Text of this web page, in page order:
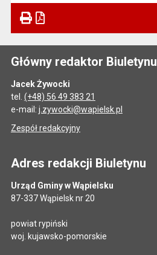
Główny redaktor Biuletynu
Jacek Żywocki
tel. (+48) 56 49 383 21
e-mail: j.zywocki@wapielsk.pl
Zespół redakcyjny
Adres redakcji Biuletynu
Urząd Gminy w Wąpielsku
87-337 Wąpielsk nr 20
powiat rypiński
woj. kujawsko-pomorskie